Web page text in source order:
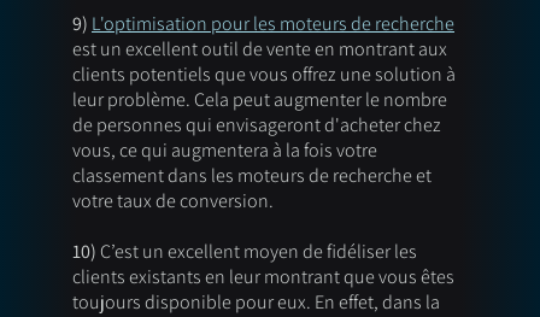
9) L'optimisation pour les moteurs de recherche
est un excellent outil de vente en montrant aux
clients potentiels que vous offrez une solution à
leur problème. Cela peut augmenter le nombre
de personnes qui envisageront d'acheter chez
vous, ce qui augmentera à la fois votre
classement dans les moteurs de recherche et
votre taux de conversion.
10) C’est un excellent moyen de fidéliser les
clients existants en leur montrant que vous êtes
toujours disponible pour eux. En effet, dans la